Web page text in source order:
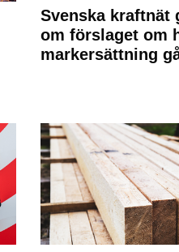
Svenska kraftnät
om förslaget om
markersättning